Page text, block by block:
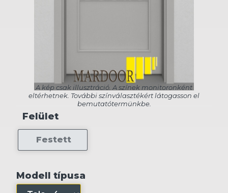
Felület
Festett
Modell típusa